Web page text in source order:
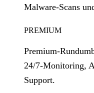
Malware‑Scans
PREMIUM
24/7‑Monitoring,
Support.